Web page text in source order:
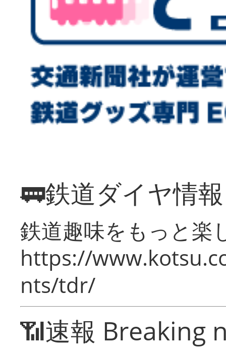
🚃鉄道ダイヤ情
鉄道趣味をもっと楽
https://
nts/tdr/
📶速報 Breaking